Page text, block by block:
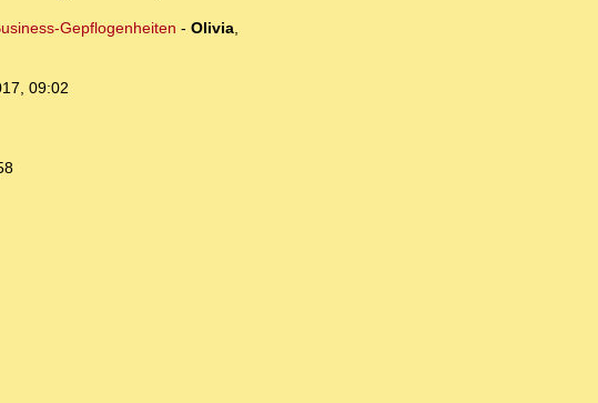
Gepflogenheiten - Olivia,
09:02